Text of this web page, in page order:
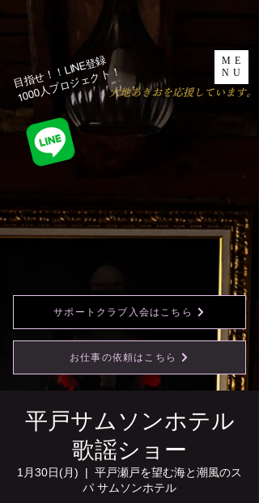
ME
NU
​大地あきおを応援しています。
目指せ！！LINE登録
1000人プロジェクト！​
お仕事の依頼はこちら
サポートクラブ入会はこちら
平戸サムソンホテル
歌謡ショー
1月30日(月)
  |
平戸瀬戸を望む海と潮風のス
パ サムソンホテル